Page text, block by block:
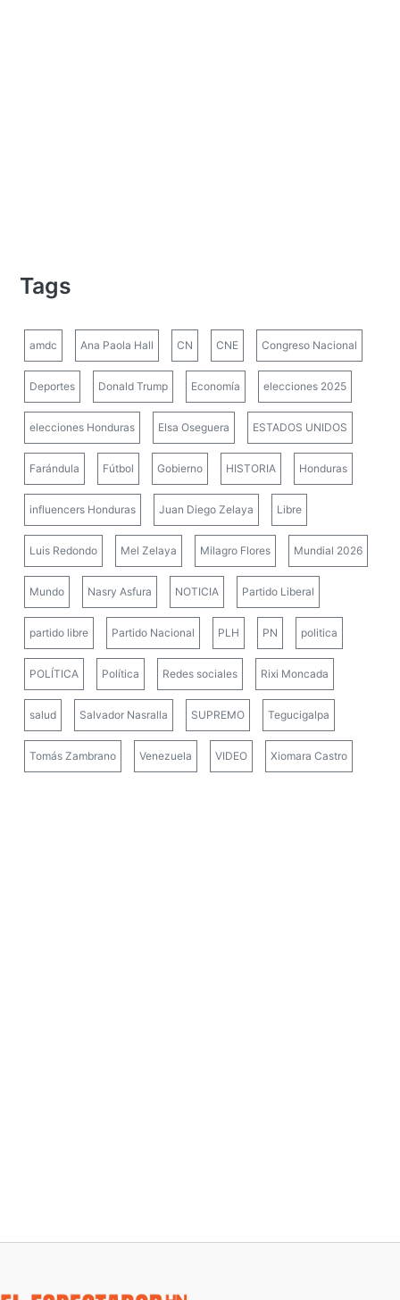
Tags
amdc Ana Paola Hall CN CNE Congreso Nacional
Deportes Donald Trump Economía elecciones 2025
elecciones Honduras Elsa Oseguera ESTADOS UNIDOS
Farándula Fútbol Gobierno HISTORIA Honduras
influencers Honduras Juan Diego Zelaya Libre
Luis Redondo Mel Zelaya Milagro Flores Mundial 2026
Mundo Nasry Asfura NOTICIA Partido Liberal
partido libre Partido Nacional PLH PN politica
POLÍTICA Política Redes sociales Rixi Moncada
salud Salvador Nasralla SUPREMO Tegucigalpa
Tomás Zambrano Venezuela VIDEO Xiomara Castro